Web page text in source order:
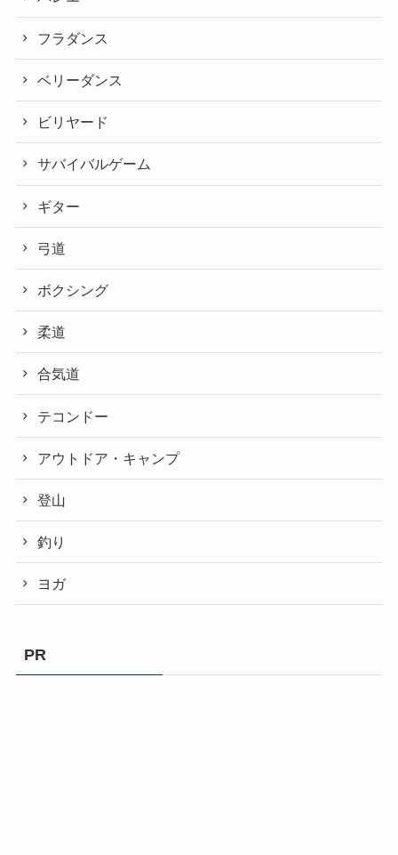
フラダンス
ベリーダンス
ビリヤード
サバイバルゲーム
ギター
弓道
ボクシング
柔道
合気道
テコンドー
アウトドア・キャンプ
登山
釣り
ヨガ
PR